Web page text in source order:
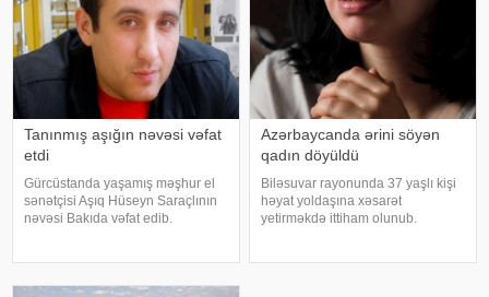
Tanınmış aşığın nəvəsi vəfat
etdi
Gürcüstanda yaşamış məşhur el
sənətçisi Aşıq Hüseyn Saraçlının
nəvəsi Bakıda vəfat edib.
dünyasını dəyişib. Bu gün onu
Azərbaycanda ərini söyən
qadın döyüldü
Biləsuvar rayonunda 37 yaşlı kişi
həyat yoldaşına xəsarət
yetirməkdə ittiham olunub.